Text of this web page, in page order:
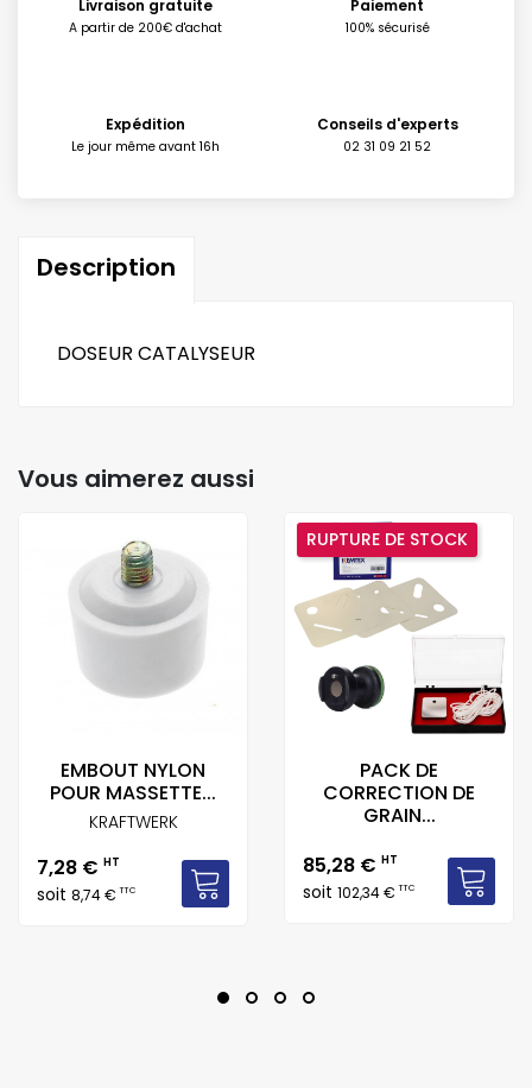
Livraison gratuite
A partir de 200€ d'achat
Paiement
100% sécurisé
Expédition
Le jour même avant 16h
Conseils d'experts
02 31 09 21 52
Description
DOSEUR CATALYSEUR
Vous aimerez aussi
EMBOUT NYLON
POUR MASSETTE...
KRAFTWERK
Prix
7,28 € HT
soit 8,74 €TTC
PACK DE
CORRECTION DE
GRAIN...
Prix
85,28 € HT
soit 102,34 €TTC
RUPTURE DE STOCK